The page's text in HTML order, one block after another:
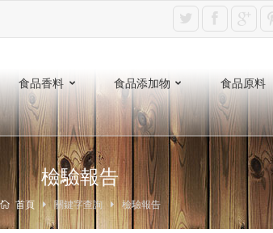
食品香料 食品添加物 食品原料
檢驗報告
首頁 關鍵字查詢 檢驗報告